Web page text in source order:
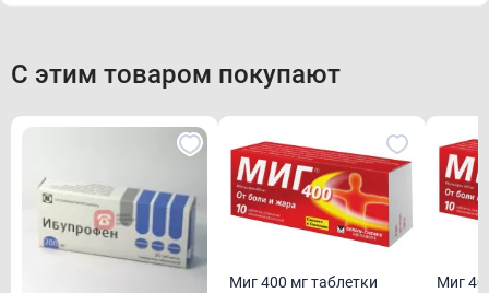
С этим товаром покупают
Миг 400 мг таблетки
Миг